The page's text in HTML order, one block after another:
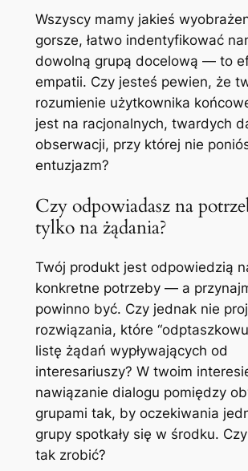
Wszyscy mamy jakieś
gorsze, łatwo indentyfikować
dowolną grupą docelową — to
empatii. Czy jesteś pewien, że
rozumienie użytkownika
jest na racjonalnych, twardych
obserwacji, przy której nie
entuzjazm?
Czy odpowiadasz na
tylko na żądania?
Twój produkt jest odpowiedzią
konkretne potrzeby — a
powinno być. Czy jednak nie
rozwiązania, które
listę żądań wypływających od
interesariuszy? W twoim
nawiązanie dialogu pomiędzy
grupami tak, by oczekiwania
grupy spotkały się w środku.
tak zrobić?